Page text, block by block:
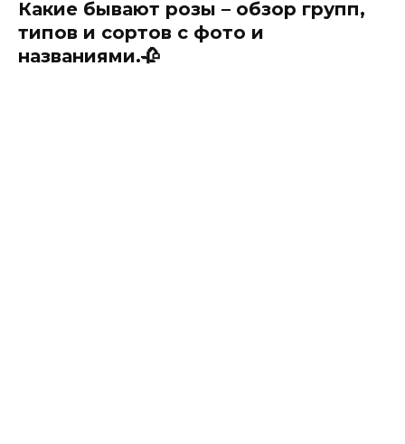
Какие бывают розы – обзор групп,
типов и сортов с фото и
названиями.🥀